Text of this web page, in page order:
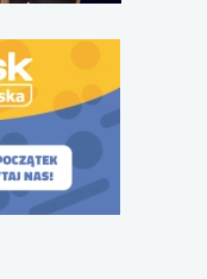
otwiera
się